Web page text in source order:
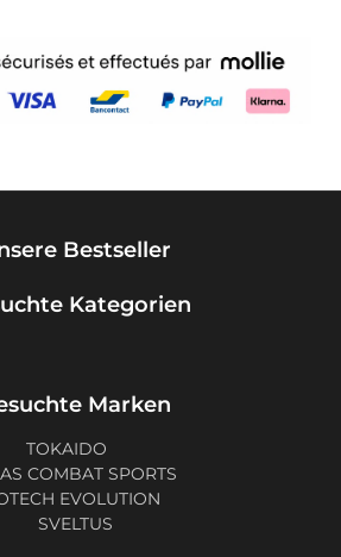
Bestseller
Kategorien
Marken
TOKAIDO
COMBAT SPORTS
EVOLUTION
SVELTUS